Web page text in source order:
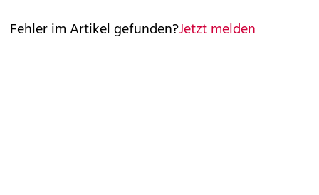
Fehler im Artikel gefunden?Jetzt melden